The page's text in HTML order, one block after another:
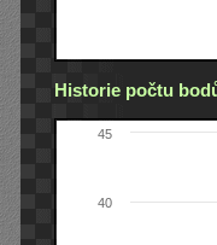
Historie počtu
40
45